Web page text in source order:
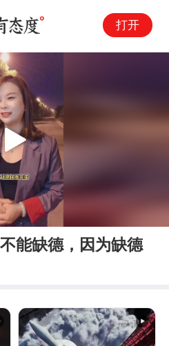
打开
Play
能缺德，因为缺德